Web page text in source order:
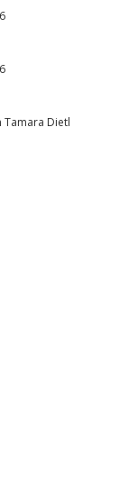
Tamara Dietl